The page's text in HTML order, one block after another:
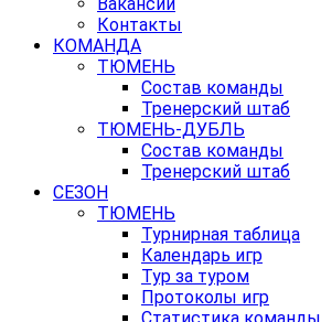
Вакансии
Контакты
КОМАНДА
ТЮМЕНЬ
Состав команды
Тренерский штаб
ТЮМЕНЬ-ДУБЛЬ
Состав команды
Тренерский штаб
СЕЗОН
ТЮМЕНЬ
Турнирная таблица
Календарь игр
Тур за туром
Протоколы игр